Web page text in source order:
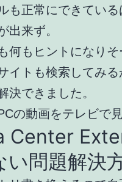
も正常にできてい
出来ず。
何もヒントになり
イトも検索してみ
決できました。
の動画をテレビで
Center
い問題解決